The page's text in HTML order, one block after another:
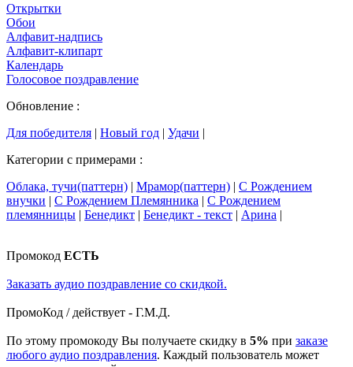
Открытки
Обои
Алфавит-надпись
Алфавит-клипарт
Календарь
Голосовое поздравление
Обновление :
Для победителя | Новый год | Удачи |
Категории с примерами :
Облака, тучи(паттерн) | Мрамор(паттерн) | С Рождением
внучки | С Рождением Племянника | С Рождением
племянницы | Бенедикт | Бенедикт - текст | Арина |
Промокод ЕСТЬ
Заказать аудио поздравление со скидкой.
ПромоКод / действует - Г.М.Д.
По этому промокоду Вы получаете скидку в 5% при заказе
любого аудио поздравления. Каждый пользователь может